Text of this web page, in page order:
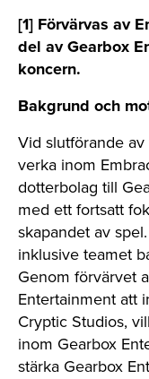
[1] Förvärvas av
del av Gearbox
koncern.
Bakgrund och
Vid slutförande
verka inom
dotterbolag till
med ett fortsatt
skapandet av
inklusive teamet
Genom förvärvet
Entertainment att
Cryptic Studios,
inom Gearbox
stärka Gearbox